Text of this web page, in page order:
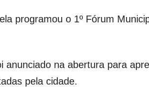
programou o 1º Fórum
anunciado na abertura para
pela cidade.